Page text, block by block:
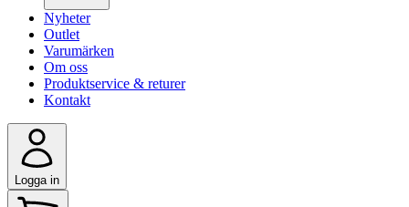
Nyheter
Outlet
Varumärken
Om oss
Produktservice & returer
Kontakt
Logga in